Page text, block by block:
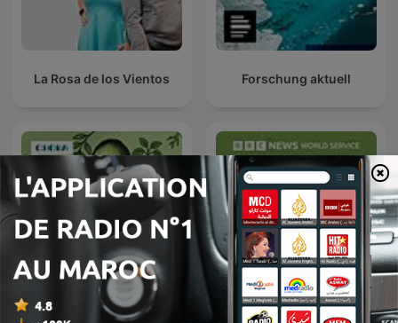
La Rosa de los Vientos Forschung aktuell